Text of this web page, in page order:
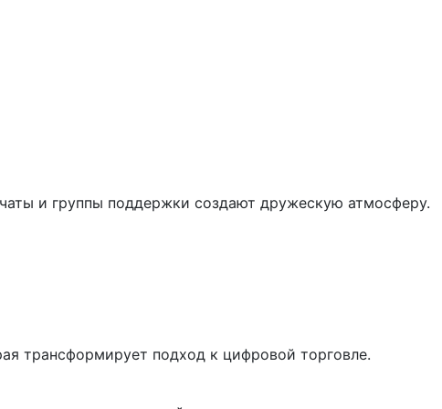
и группы поддержки создают дружескую атмосферу.
трансформирует подход к цифровой торговле.